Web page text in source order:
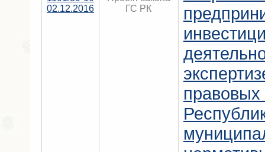
02.12.2016
ГС РК
правовых